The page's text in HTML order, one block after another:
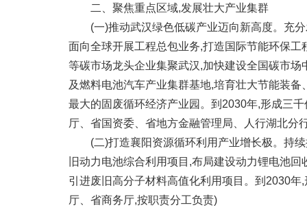
二、聚焦重点区域,发展壮大产业集群
(一)推动武汉绿色低碳产业迈向新高度。充分
面向全球开展工程总包业务,打造国际节能环保
等碳市场龙头企业集聚武汉,加快建设全国碳市
及燃料电池汽车产业集群基地,培育壮大节能装
最大的固废循环经济产业园。到2030年,形成三
厅、省国资委、省地方金融管理局、人行湖北分
(二)打造襄阳资源循环利用产业增长极。持续
旧动力电池综合利用项目,布局建设动力锂电池
引进废旧高分子材料高值化利用项目。到2030
厅、省商务厅,按职责分工负责)